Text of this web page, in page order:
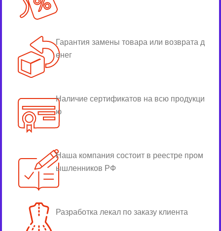
Гарантия замены товара или возврата д
енег
Наличие сертификатов на всю продукци
ю
Наша компания состоит в реестре пром
ышленников РФ
Разработка лекал по заказу клиента